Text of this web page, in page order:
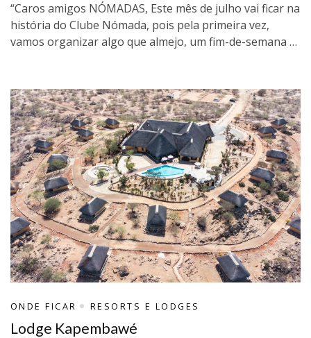
“Caros amigos NÓMADAS, Este mês de julho vai ficar na
história do Clube Nómada, pois pela primeira vez,
vamos organizar algo que almejo, um fim-de-semana …
ONDE FICAR RESORTS E LODGES
Lodge Kapembawé